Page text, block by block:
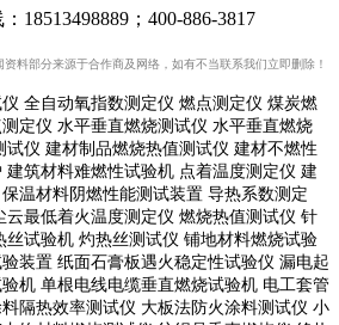
18513498889；400-886-3817
资料部分来源于合作商及网络，如有不当联系我们立即删除！
全自动氧指数测定仪 燃点测定仪 煤炭燃
定仪 水平垂直燃烧测试仪 水平垂直燃烧
仪 建材制品燃烧热值测试仪 建材不燃性
筑材料难燃性试验机 点着温度测定仪 建
温材料阴燃性能测试装置 导热系数测定
最低着火温度测定仪 燃烧热值测试仪 针
试验机 灼热丝测试仪 铺地材料燃烧试验
装置 纸面石膏板遇火稳定性试验仪 漏电起
机 单根电线电缆垂直燃烧试验机 电工套管
隔热效率测试仪 大板法防火涂料测试仪 小